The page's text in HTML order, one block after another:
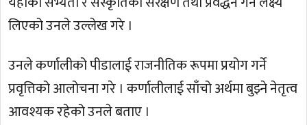
लिएको उनले उल्लेख गरे ।
उनले कर्णालीको पीडालाई राजनीतिक रूपमा प्रयोग गर्ने
प्रवृत्तिको आलोचना गरे । कर्णालीलाई साँचो अर्थमा बुझ्ने नेतृत्व
आवश्यक रहेको उनले बताए ।